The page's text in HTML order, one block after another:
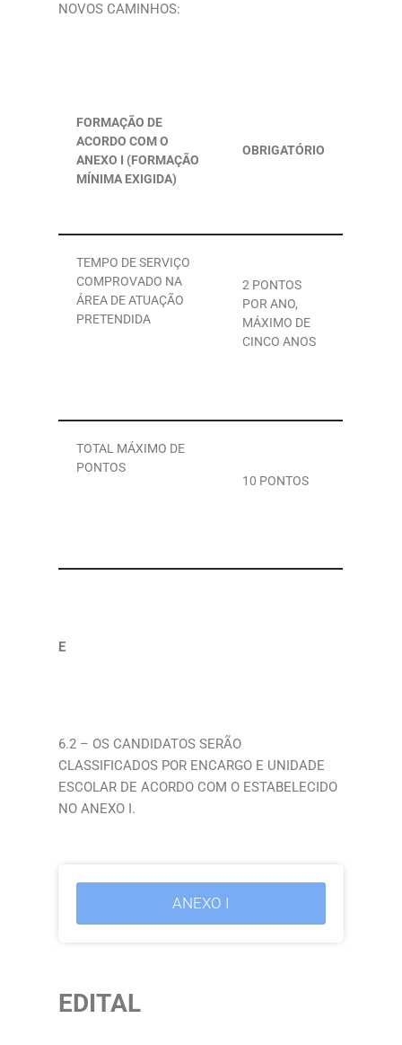
NOVOS CAMINHOS:
FORMAÇÃO DE
ACORDO COM O
ANEXO I (FORMAÇÃO
MÍNIMA EXIGIDA)
OBRIGATÓRIO
TEMPO DE SERVIÇO
COMPROVADO NA
ÁREA DE ATUAÇÃO
PRETENDIDA
2 PONTOS
POR ANO,
MÁXIMO DE
CINCO ANOS
TOTAL MÁXIMO DE
PONTOS
10 PONTOS
E
6.2 – OS CANDIDATOS SERÃO
CLASSIFICADOS POR ENCARGO E UNIDADE
ESCOLAR DE ACORDO COM O ESTABELECIDO
NO ANEXO I.
ANEXO I
EDITAL